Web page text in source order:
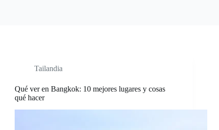
Tailandia
Qué ver en Bangkok: 10 mejores lugares y cosas
qué hacer